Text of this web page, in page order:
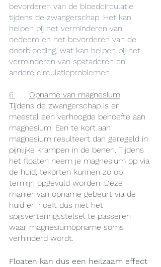
bevorderen van de bloedcirculatie
tijdens de zwangerschap. Het kan
helpen bij het verminderen van
oedeem en het bevorderen van de
doorbloeding, wat kan helpen bij het
verminderen van spataderen en
andere circulatieproblemen.
6.
	Opname van magnesium
Tijdens de zwangerschap is er
meestal een verhoogde behoefte aan
magnesium. Een te kort aan
magnesium resulteert dan geregeld in
pijnlijke krampen in de benen. Tijdens
het floaten neem je magnesium op via
de huid, tekorten kunnen zo op
termijn opgevuld worden. Deze
manier van opname gebeurt via de
huid en hoeft dus niet het
spijsverteringsstelsel te passeren
waar magnesiumopname soms
verhinderd wordt.
Floaten kan dus een heilzaam effect